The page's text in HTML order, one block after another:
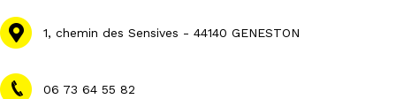
1, chemin des Sensives - 44140 GENESTON
06 73 64 55 82